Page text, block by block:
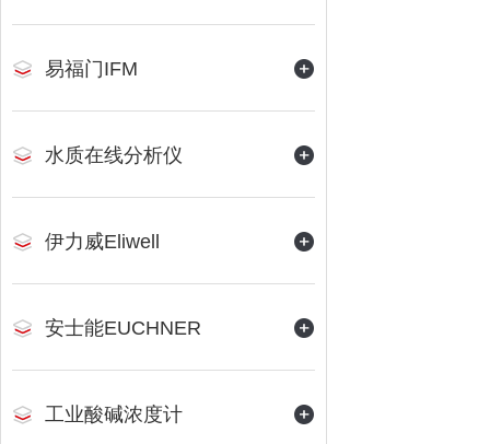
易福门IFM
水质在线分析仪
伊力威Eliwell
安士能EUCHNER
工业酸碱浓度计